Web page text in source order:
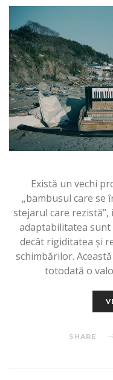
Există un vechi
„bambusul care se
stejarul care
adaptabilitatea
decât rigiditatea și
schimbărilor.
totodată o
SHARE